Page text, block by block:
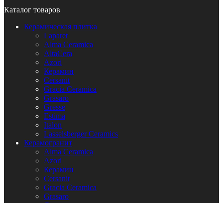
Каталог товаров
Керамическая плитка
Laparet
Alma Ceramica
AltaCera
Azori
Керамин
Cersanit
Gracia Ceramica
Grasaro
Gresse
Estima
Italon
Lasselsberger Ceramics
Керамогранит
Alma Ceramica
Azori
Керамин
Cersanit
Gracia Ceramica
Grasaro